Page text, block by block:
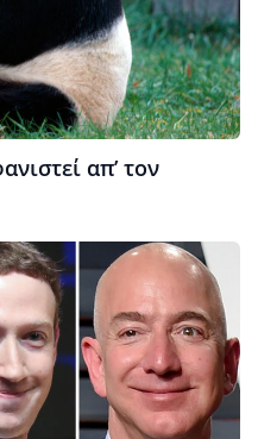
απ’ τον